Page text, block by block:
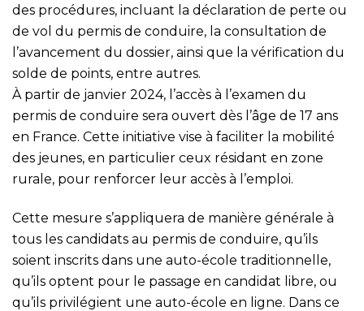
des procédures, incluant la déclaration de perte ou
de vol du permis de conduire, la consultation de
l’avancement du dossier, ainsi que la vérification du
solde de points, entre autres.
À partir de janvier 2024, l’accès à l’examen du
permis de conduire sera ouvert dès l’âge de 17 ans
en France. Cette initiative vise à faciliter la mobilité
des jeunes, en particulier ceux résidant en zone
rurale, pour renforcer leur accès à l’emploi.
Cette mesure s’appliquera de manière générale à
tous les candidats au permis de conduire, qu’ils
soient inscrits dans une auto-école traditionnelle,
qu’ils optent pour le passage en candidat libre, ou
qu’ils privilégient une auto-école en ligne. Dans ce